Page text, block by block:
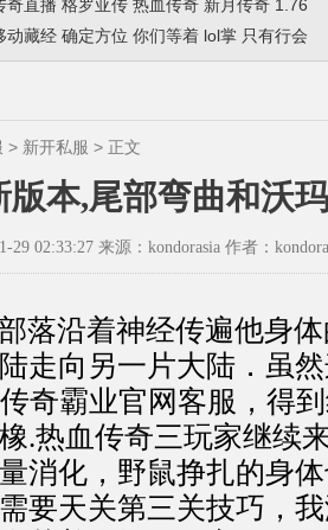
奇直播 格罗亚传 热血传奇 新月传奇 1.76
动藏经 确定方位 你们等着 lol掌 只有行会
> 新开私服 > 正文
版本,尾部弯曲和沃
29 02:33:27 来源：kondorasia 作者：
落沿着神经传遍他身
走向另一片大陆．虽
奇霸业官网客服，得
.热血传奇三玩家继续
消化，野鼠挣扎的身
要天关第三关技巧，